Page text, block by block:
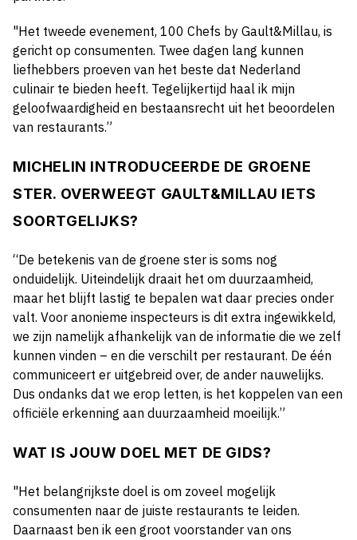
"Het tweede evenement, 100 Chefs by Gault&Millau, is
gericht op consumenten. Twee dagen lang kunnen
liefhebbers proeven van het beste dat Nederland
culinair te bieden heeft. Tegelijkertijd haal ik mijn
geloofwaardigheid en bestaansrecht uit het beoordelen
van restaurants.”
MICHELIN INTRODUCEERDE DE GROENE
STER. OVERWEEGT GAULT&MILLAU IETS
SOORTGELIJKS?
“De betekenis van de groene ster is soms nog
onduidelijk. Uiteindelijk draait het om duurzaamheid,
maar het blijft lastig te bepalen wat daar precies onder
valt. Voor anonieme inspecteurs is dit extra ingewikkeld,
we zijn namelijk afhankelijk van de informatie die we zelf
kunnen vinden – en die verschilt per restaurant. De één
communiceert er uitgebreid over, de ander nauwelijks.
Dus ondanks dat we erop letten, is het koppelen van een
officiële erkenning aan duurzaamheid moeilijk.”
WAT IS JOUW DOEL MET DE GIDS?
"Het belangrijkste doel is om zoveel mogelijk
consumenten naar de juiste restaurants te leiden.
Daarnaast ben ik een groot voorstander van ons